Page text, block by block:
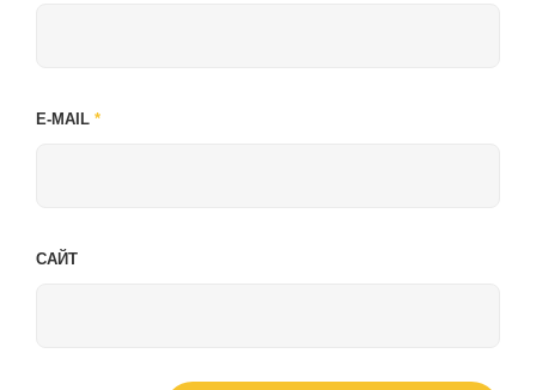
E-MAIL *
САЙТ